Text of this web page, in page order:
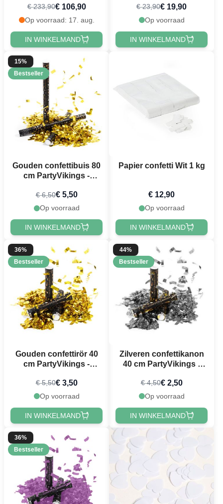
€ 233,90€ 106,90
Op voorraad: 17. aug.
IN WINKELMAND
€ 23,90€ 19,90
Op voorraad
IN WINKELMAND
15%
Bestseller
Gouden confettibuis 80
cm PartyVikings -
€ 6,50€ 5,50
Op voorraad
IN WINKELMAND
Papier confetti Wit 1 kg
€ 12,90
Op voorraad
IN WINKELMAND
36%
Bestseller
Gouden confettirör 40
cm PartyVikings -
Waterdicht
€ 5,50€ 3,50
Op voorraad
IN WINKELMAND
44%
Bestseller
Zilveren confettikanon
40 cm PartyVikings -
€ 4,50€ 2,50
Op voorraad
IN WINKELMAND
36%
Bestseller